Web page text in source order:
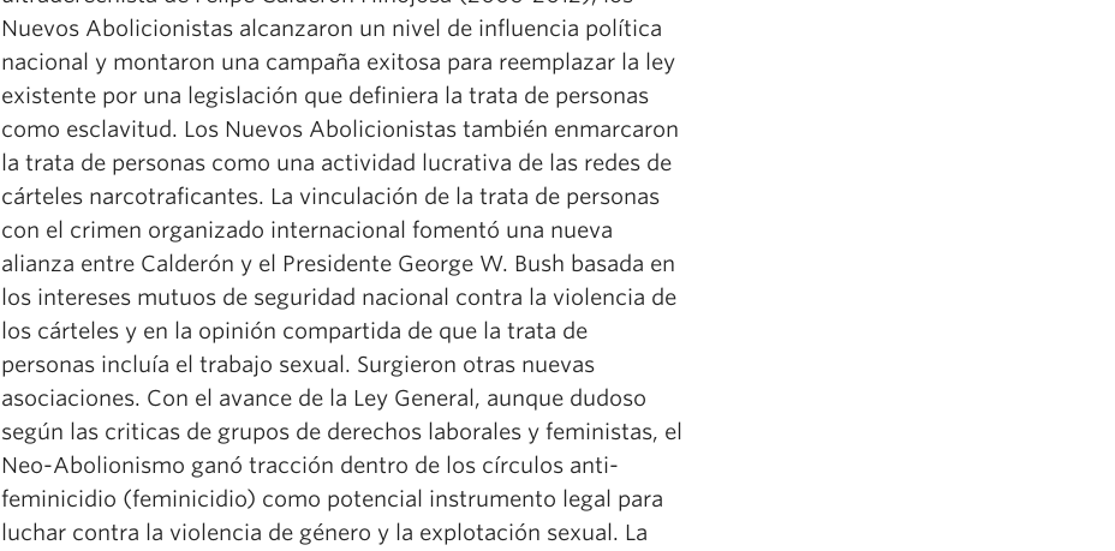
Nuevos Abolicionistas alcanzaron un nivel de influencia política
nacional y montaron una campaña exitosa para reemplazar la ley
existente por una legislación que definiera la trata de personas
como esclavitud. Los Nuevos Abolicionistas también enmarcaron
la trata de personas como una actividad lucrativa de las redes de
cárteles narcotraficantes. La vinculación de la trata de personas
con el crimen organizado internacional fomentó una nueva
alianza entre Calderón y el Presidente George W. Bush basada en
los intereses mutuos de seguridad nacional contra la violencia de
los cárteles y en la opinión compartida de que la trata de
personas incluía el trabajo sexual. Surgieron otras nuevas
asociaciones. Con el avance de la Ley General, aunque dudoso
según las criticas de grupos de derechos laborales y feministas, el
Neo-Abolionismo ganó tracción dentro de los círculos anti-
feminicidio (feminicidio) como potencial instrumento legal para
luchar contra la violencia de género y la explotación sexual. La